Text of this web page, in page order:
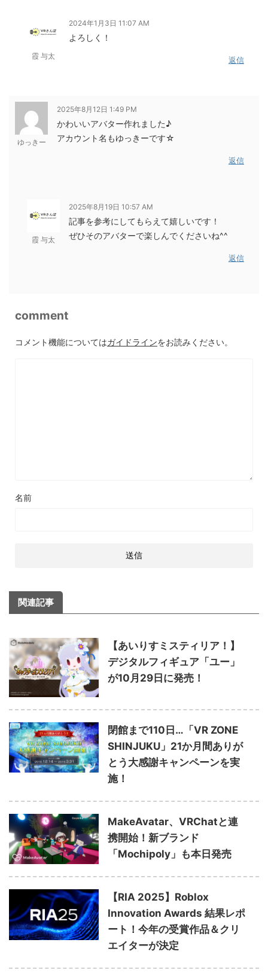
霞 与太
2024年1月3日 11:07 AM
よろしく！
返信
ゆっきー
2025年8月12日 1:49 PM
かわいいアバター作れました♪
アカウント名もゆっきーです☆
返信
霞 与太
2025年8月19日 10:57 AM
記事を参考にしてもらえて嬉しいです！
ぜひそのアバターで楽しんでくださいね^^
返信
comment
コメント機能についてはガイドラインをお読みください。
名前
関連記事
【あいりすミスティリア！】
デジタルフィギュア「ユー」
が10月29日に発売！
閉館まで110日…「VR ZONE
SHINJUKU」21か月間ありが
とう大感謝キャンペーンを実
施！
MakeAvatar、VRChatと連
携開始！新ブランド
「Mochipoly」も本日発売
【RIA 2025】Roblox
Innovation Awards 結果レポ
ート！今年の受賞作品＆クリ
エイターが決定